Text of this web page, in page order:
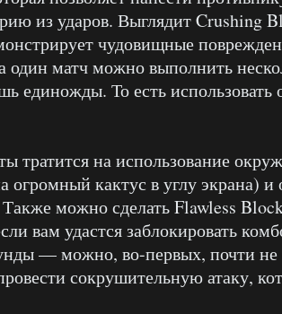
из ударов. Выглядит Crushing
чудовищные
один матч можно выполнить
единожды. То есть
тратится на использование
огромный кактус в углу экрана) и
можно сделать Flawless
вам удастся заблокировать
— можно, во-первых, почти не
сокрушительную атаку,